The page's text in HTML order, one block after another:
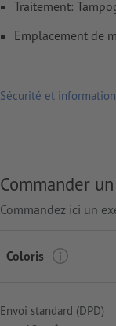
Traitement:
Emplacement de
Sécurité et
Commander
Commandez ici un
Coloris
Envoi standard (DPD)